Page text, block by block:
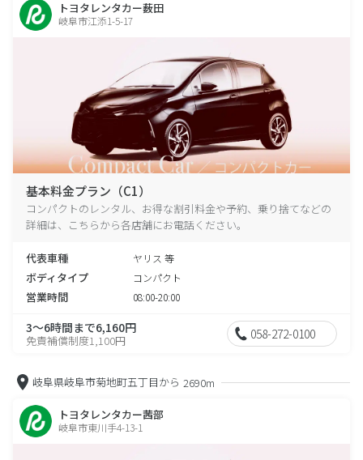
トヨタレンタカー薮田
岐阜市江添1-5-17
基本料金プラン（C1）
コンパクトのレンタル、お得な割引料金や予約、乗り捨てなどの
詳細は、こちらから各店舗にお電話ください。
代表車種 ヤリス 等
ボディタイプ コンパクト
営業時間 08:00-20:00
3～6時間まで6,160円
免責補償制度1,100円 058-272-0100
岐阜県岐阜市菊地町五丁目から 2690m
トヨタレンタカー茜部
岐阜市東川手4-13-1